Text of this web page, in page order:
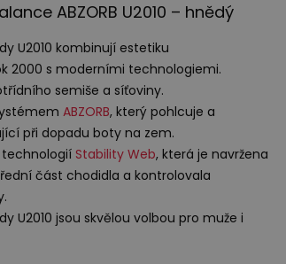
ABZORB U2010 – hnědý
U2010 kombinují estetiku
2000 s moderními technologiemi.
semiše a síťoviny.
ABZORB, který pohlcuje a
při dopadu boty na zem.
Stability Web, která je navržena
část chodidla a kontrolovala
U2010 jsou skvělou volbou pro muže i